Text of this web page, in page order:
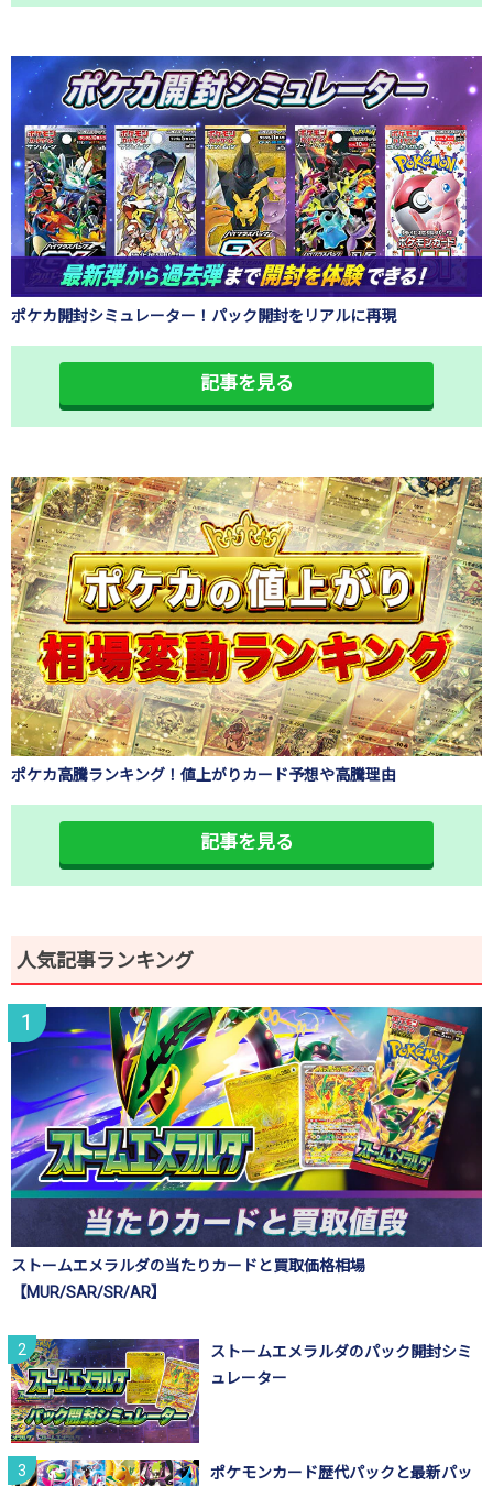
ポケカ開封シミュレーター！パック開封をリアルに再現
記事を見る
ポケカ高騰ランキング！値上がりカード予想や高騰理由
記事を見る
人気記事ランキング
ストームエメラルダの当たりカードと買取価格相場
【MUR/SAR/SR/AR】
ストームエメラルダのパック開封シミ
ュレーター
ポケモンカード歴代パックと最新パッ